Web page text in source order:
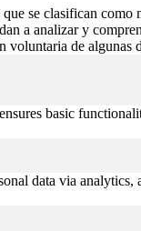
se clasifican como
a analizar y
de algunas
basic
data via analytics,